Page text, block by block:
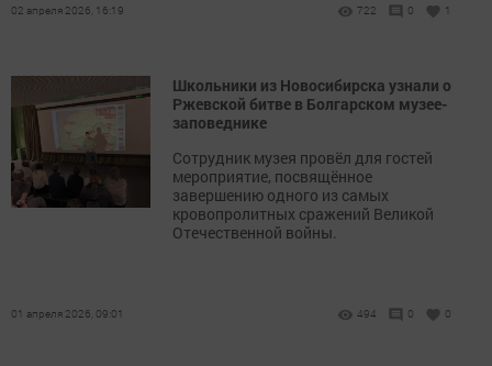
02 апреля 2026, 16:19 722 0 1
Школьники из Новосибирска узнали о
Ржевской битве в Болгарском музее-
заповеднике
Сотрудник музея провёл для гостей
мероприятие, посвящённое
завершению одного из самых
кровопролитных сражений Великой
Отечественной войны.
01 апреля 2026, 09:01 494 0 0